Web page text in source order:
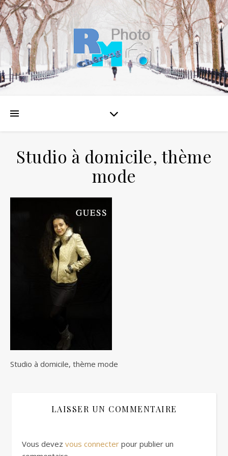
Studio à domicile, thème
mode
Studio à domicile, thème mode
LAISSER UN COMMENTAIRE
Vous devez vous connecter pour publier un